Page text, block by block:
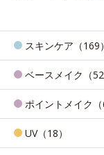
スキンケア（169）
ベースメイク（52
ポイントメイク（
UV（18）